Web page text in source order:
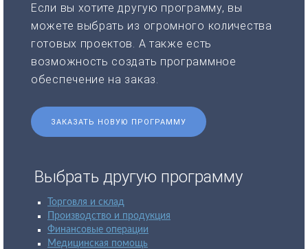
Если вы хотите другую программу, вы
можете выбрать из огромного количества
готовых проектов. А также есть
возможность создать программное
обеспечение на заказ.
ЗАКАЗАТЬ НОВУЮ ПРОГРАММУ
Выбрать другую программу
Торговля и склад
Производство и продукция
Финансовые операции
Медицинская помощь